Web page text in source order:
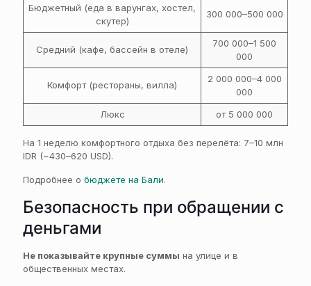
Бюджетный (еда в варунгах, хостел,
скутер)
300 000–500 000
Средний (кафе, бассейн в отеле)
700 000–1 500
000
Комфорт (рестораны, вилла)
2 000 000–4 000
000
Люкс
от 5 000 000
На 1 неделю комфортного отдыха без перелёта: 7–10 млн
IDR (~430–620 USD).
Подробнее о бюджете на Бали.
Безопасность при обращении с
деньгами
Не показывайте крупные суммы на улице и в
общественных местах.